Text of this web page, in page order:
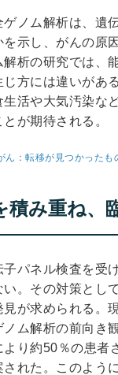
ゲノム解析は、遺
を示し、がんの原
解析の研究では、
じ方には違いがあ
生活や大気汚染な
が期待される。
ん：転移が見つかった
積み重ね、
子パネル検査を受
い。その対策とし
見が求められる。
ノム解析の前向き
より約50％の患者
された。このよう